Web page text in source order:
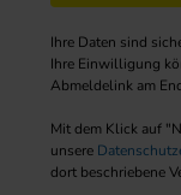
Ihre Daten sind
Ihre Einwilligung
Abmeldelink am
Mit dem Klick auf
unsere
dort beschriebene